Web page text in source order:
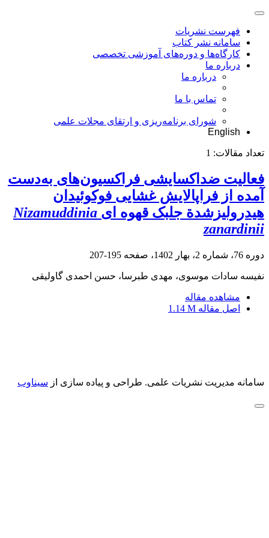
فهرست نشریات
سامانه نشر کتاب
کارگاه‌ها و دوره‌های آموزشی تخصصی
درباره ما
درباره ما
تماس با ما
شورای برنامه‌ریزی و ارتقای مجلات علمی
English
تعداد مقالات: 1
فعالیت ضداکسایشی فراکسیون‌های به‌دست
آمده از فراپالایش غشایی فوکوئیدان
هیدرولیزشدة جلبک قهوه ای Nizamuddinia
zanardinii
دوره 76، شماره 2، بهار 1402، صفحه 195-207
نفیسه سادات موسوی، مهدی طبرسا، حسن احمدی گاولیقی
مشاهده مقاله
اصل مقاله 1.14 M
سامانه مدیریت نشریات علمی. طراحی و پیاده سازی از سیناوب